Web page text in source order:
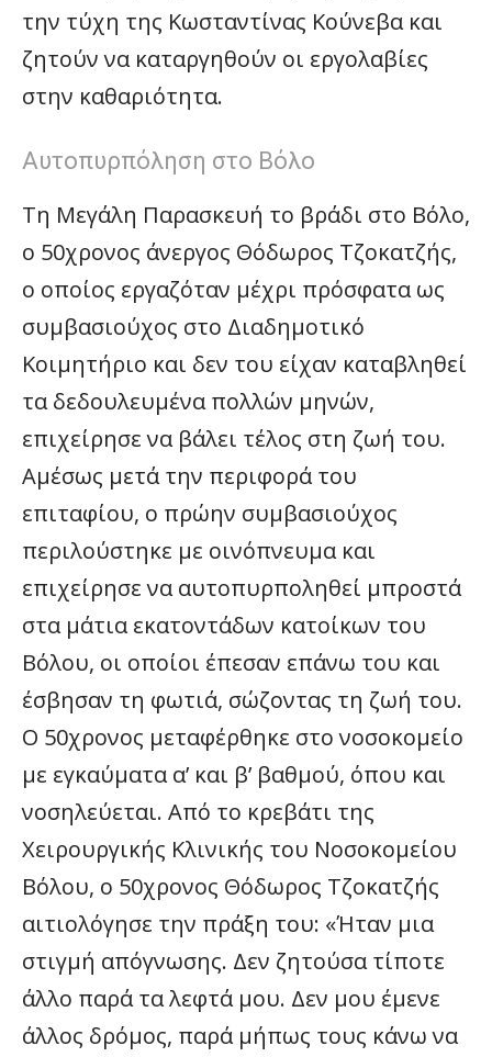
την τύχη της Κωσταντίνας Κούνεβα και
ζητούν να καταργηθούν οι εργολαβίες
στην καθαριότητα.
Αυτοπυρπόληση στο Βόλο
Τη Μεγάλη Παρασκευή το βράδι στο Βόλο,
ο 50χρονος άνεργος Θόδωρος Τζοκατζής,
ο οποίος εργαζόταν μέχρι πρόσφατα ως
συμβασιούχος στο Διαδημοτικό
Κοιμητήριο και δεν του είχαν καταβληθεί
τα δεδουλευμένα πολλών μηνών,
επιχείρησε να βάλει τέλος στη ζωή του.
Αμέσως μετά την περιφορά του
επιταφίου, ο πρώην συμβασιούχος
περιλούστηκε με οινόπνευμα και
επιχείρησε να αυτοπυρποληθεί μπροστά
στα μάτια εκατοντάδων κατοίκων του
Βόλου, οι οποίοι έπεσαν επάνω του και
έσβησαν τη φωτιά, σώζοντας τη ζωή του.
Ο 50χρονος μεταφέρθηκε στο νοσοκομείο
με εγκαύματα α’ και β’ βαθμού, όπου και
νοσηλεύεται. Από το κρεβάτι της
Χειρουργικής Κλινικής του Νοσοκομείου
Βόλου, ο 50χρονος Θόδωρος Τζοκατζής
αιτιολόγησε την πράξη του: «Ήταν μια
στιγμή απόγνωσης. Δεν ζητούσα τίποτε
άλλο παρά τα λεφτά μου. Δεν μου έμενε
άλλος δρόμος, παρά μήπως τους κάνω να